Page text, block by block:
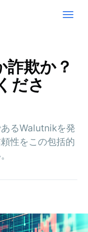
欺か？
ださ
るWalutnikを発
性をこの包括的